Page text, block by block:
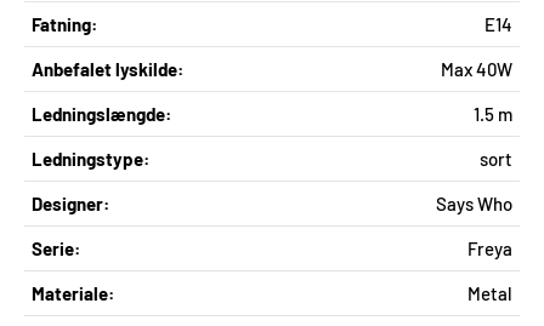
Fatning: E14
Anbefalet lyskilde: Max 40W
Ledningslængde: 1.5 m
Ledningstype: sort
Designer: Says Who
Serie: Freya
Materiale: Metal